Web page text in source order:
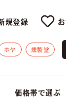
規登録
ホヤ 燻製堂
価格帯で選ぶ